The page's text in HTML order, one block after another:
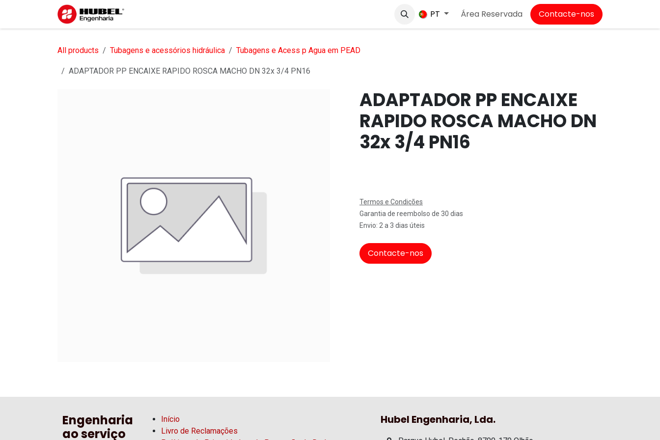
Pular para o conteúdo
Empregos
PT Área Reservada Contacte-nos
All products Tubagens e acessórios hidráulica Tubagens e Acess p Agua em PEAD
ADAPTADOR PP ENCAIXE RAPIDO ROSCA MACHO DN 32x 3/4 PN16
ADAPTADOR PP ENCAIXE
RAPIDO ROSCA MACHO DN
32x 3/4 PN16
Termos e Condições
Garantia de reembolso de 30 dias
Envio: 2 a 3 dias úteis
Contacte-nos
Hubel Engenharia, Lda.
Engenharia
ao serviço
Início
Livro de Reclamações